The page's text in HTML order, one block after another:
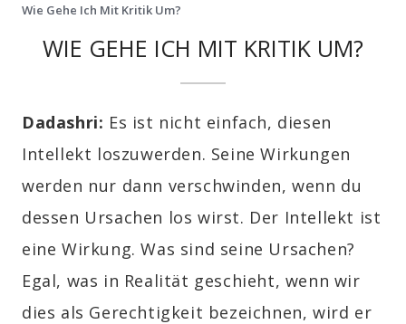
Wie Gehe Ich Mit Kritik Um?
WIE GEHE ICH MIT KRITIK UM?
Dadashri: Es ist nicht einfach, diesen
Intellekt loszuwerden. Seine Wirkungen
werden nur dann verschwinden, wenn du
dessen Ursachen los wirst. Der Intellekt ist
eine Wirkung. Was sind seine Ursachen?
Egal, was in Realität geschieht, wenn wir
dies als Gerechtigkeit bezeichnen, wird er